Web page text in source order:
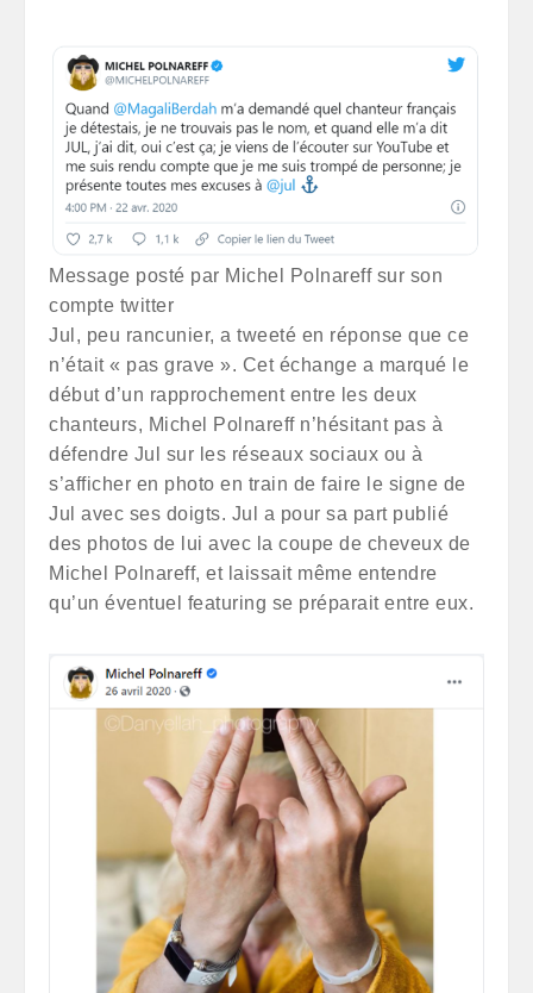
Message posté par Michel Polnareff sur son
compte twitter
Jul, peu rancunier, a tweeté en réponse que ce
n’était « pas grave ». Cet échange a marqué le
début d’un rapprochement entre les deux
chanteurs, Michel Polnareff n’hésitant pas à
défendre Jul sur les réseaux sociaux ou à
s’afficher en photo en train de faire le signe de
Jul avec ses doigts. Jul a pour sa part publié
des photos de lui avec la coupe de cheveux de
Michel Polnareff, et laissait même entendre
qu’un éventuel featuring se préparait entre eux.